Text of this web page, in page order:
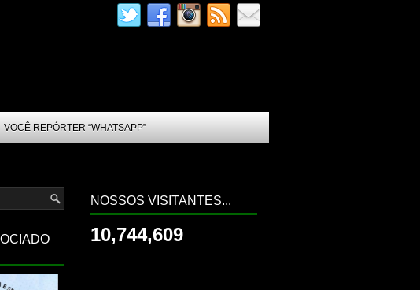
VOCÊ REPÓRTER “WHATSAPP”
NOSSOS VISITANTES...
10,744,609